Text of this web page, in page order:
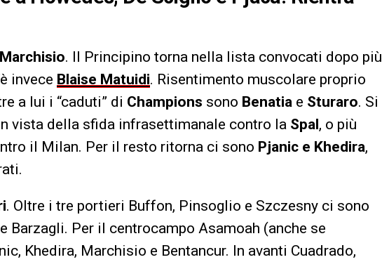
. Il Principino torna nella lista convocati dopo più
invece Blaise Matuidi. Risentimento muscolare proprio
a lui i “caduti” di Champions sono Benatia e Sturaro. Si
vista della sfida infrasettimanale contro la Spal, o più
il Milan. Per il resto ritorna ci sono Pjanic e Khedira,
. Oltre i tre portieri Buffon, Pinsoglio e Szczesny ci sono
Barzagli. Per il centrocampo Asamoah (anche se
Khedira, Marchisio e Bentancur. In avanti Cuadrado,